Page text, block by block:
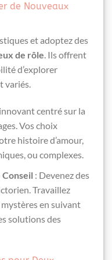
de Nouveaux
et adoptez des
de rôle. Ils offrent
d’explorer
variés.
innovant centré sur la
Vos choix
histoire d’amour,
ou complexes.
: Devenez des
Travaillez
en suivant
solutions des